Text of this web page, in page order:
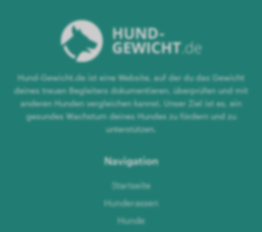
Hund-Gewicht.de ist eine Website, auf der du das Gewicht
deines treuen Begleiters dokumentieren, überprüfen und mit
anderen Hunden vergleichen kannst. Unser Ziel ist es, ein
gesundes Wachstum deines Hundes zu fördern und zu
unterstützen.
Navigation
Startseite
Hunderassen
Hunde